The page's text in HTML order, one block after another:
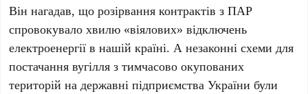
Він нагадав, що розірвання контрактів з ПАР
спровокувало хвилю «віялових» відключень
електроенергії в нашій країні. А незаконні схеми для
постачання вугілля з тимчасово окупованих
територій на державні підприємства України були